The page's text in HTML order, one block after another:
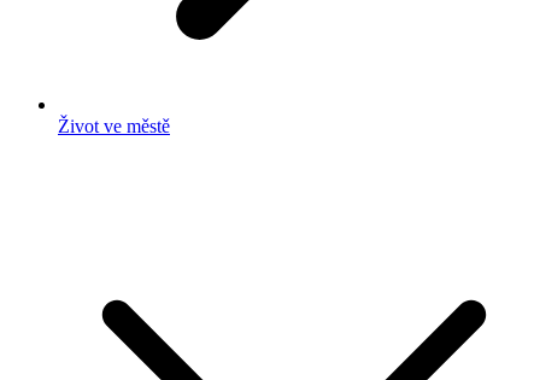
Život ve městě